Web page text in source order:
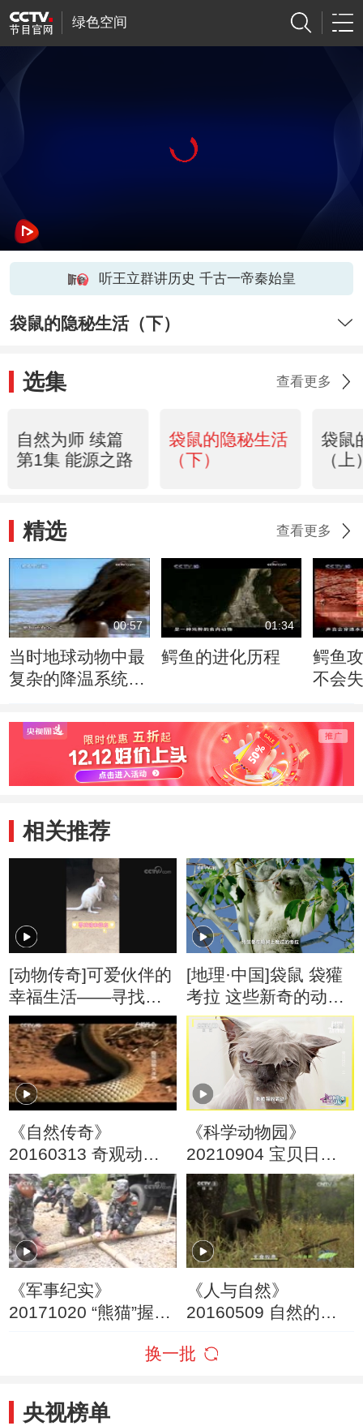
绿色空间
听王立群讲历史 千古一帝秦始皇
袋鼠的隐秘生活（下）
选集 查看更多
自然为师 续篇
第1集 能源之路
袋鼠的隐秘生活
（下）
袋鼠
（上
精选 查看更多
00:57
当时地球动物中最
复杂的降温系统出
01:34
鳄鱼的进化历程
鳄鱼
不会
相关推荐
[动物传奇]可爱伙伴的
幸福生活——寻找诗
和远方的袋鼠
[地理·中国]袋鼠 袋獾
考拉 这些新奇的动物
使得澳洲大陆更加神
秘而独特
《自然传奇》
20160313 奇观动物
大洋洲
《科学动物园》
20210904 宝贝日记
（三）
《军事纪实》
20171020 “熊猫”握
联合训练纪实（下）
《人与自然》
20160509 自然的运
换一批
央视榜单